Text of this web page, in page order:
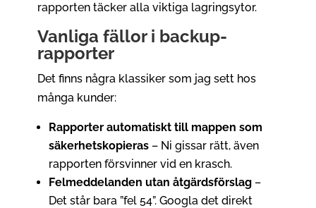
rapporten täcker alla viktiga lagringsytor.
Vanliga fällor i backup-
rapporter
Det finns några klassiker som jag sett hos
många kunder:
Rapporter automatiskt till mappen som
säkerhetskopieras – Ni gissar rätt, även
rapporten försvinner vid en krasch.
Felmeddelanden utan åtgärdsförslag –
Det står bara ”fel 54”. Googla det direkt